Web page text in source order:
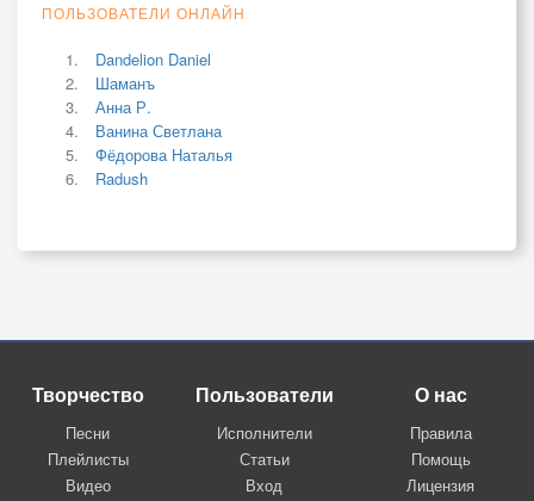
ПОЛЬЗОВАТЕЛИ ОНЛАЙН
Dandelion Daniel
Шаманъ
Анна Р.
Ванина Светлана
Фёдорова Наталья
Radush
Творчество
Песни
Плейлисты
Видео
Пользователи
Исполнители
Статьи
Вход
О нас
Правила
Помощь
Лицензия